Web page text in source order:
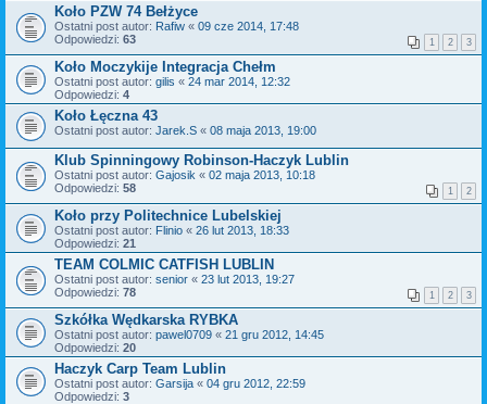
Koło PZW 74 Bełżyce
Ostatni post autor: Rafiw « 09 cze 2014, 17:48
Odpowiedzi: 63 1 2 3
Koło Moczykije Integracja Chełm
Ostatni post autor: gilis « 24 mar 2014, 12:32
Odpowiedzi: 4
Koło Łęczna 43
Ostatni post autor: Jarek.S « 08 maja 2013, 19:00
Klub Spinningowy Robinson-Haczyk Lublin
Ostatni post autor: Gajosik « 02 maja 2013, 10:18
Odpowiedzi: 58 1 2
Koło przy Politechnice Lubelskiej
Ostatni post autor: Flinio « 26 lut 2013, 18:33
Odpowiedzi: 21
TEAM COLMIC CATFISH LUBLIN
Ostatni post autor: senior « 23 lut 2013, 19:27
Odpowiedzi: 78 1 2 3
Szkółka Wędkarska RYBKA
Ostatni post autor: pawel0709 « 21 gru 2012, 14:45
Odpowiedzi: 20
Haczyk Carp Team Lublin
Ostatni post autor: Garsija « 04 gru 2012, 22:59
Odpowiedzi: 3